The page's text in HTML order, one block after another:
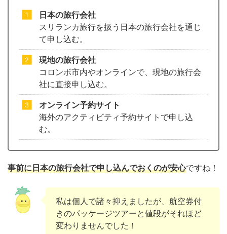
日本の旅行会社
スリランカ旅行を扱う日本の旅行会社を通じ
て申し込む。
現地の旅行会社
コロンボ市内やオンラインで、現地の旅行会
社に直接申し込む。
オンライン予約サイト
海外のアクティビティ予約サイトで申し込
む。
事前に日本の旅行会社で申し込んでおくのが安心ですね！
私は個人で諸々抑えましたが、航空券付
きのパッケージツアーと値段がそれほど
変わりませんでした！